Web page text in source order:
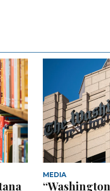
MEDIA